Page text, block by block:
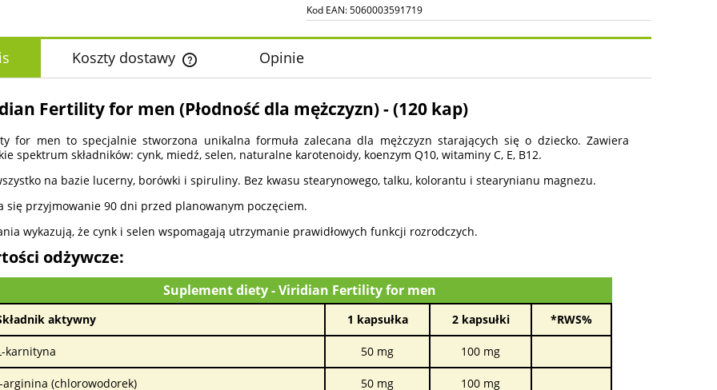
Kod EAN:5060003591719
Koszty dostawy
Cena nie zawiera ewentualnych kosztów
płatności
Opinie
Fertility for men (Płodność dla mężczyzn) - (120 kap)
for men to specjalnie stworzona unikalna formuła zalecana dla mężczyzn starających się o dziecko. Zawiera
spektrum składników: cynk, miedź, selen, naturalne karotenoidy, koenzym Q10, witaminy C, E, B12.
na bazie lucerny, borówki i spiruliny. Bez kwasu stearynowego, talku, kolorantu i stearynianu magnezu.
się przyjmowanie 90 dni przed planowanym poczęciem.
wykazują, że cynk i selen wspomagają utrzymanie prawidłowych funkcji rozrodczych.
odżywcze:
Suplement diety - Viridian Fertility for men
aktywny 1 kapsułka 2 kapsułki *RWS%
karnityna 50 mg 100 mg
arginina (chlorowodorek) 50 mg 100 mg